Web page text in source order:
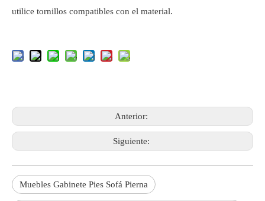
utilice tornillos compatibles con el material.
Anterior:
Siguiente:
Muebles Gabinete Pies Sofá Pierna